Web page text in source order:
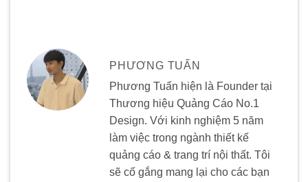
PHƯƠNG TUẤN
Phương Tuấn hiện là Founder tại
Thương hiệu Quảng Cáo No.1
Design. Với kinh nghiệm 5 năm
làm việc trong ngành thiết kế
quảng cáo & trang trí nội thất. Tôi
sẽ cố gắng mang lại cho các bạn